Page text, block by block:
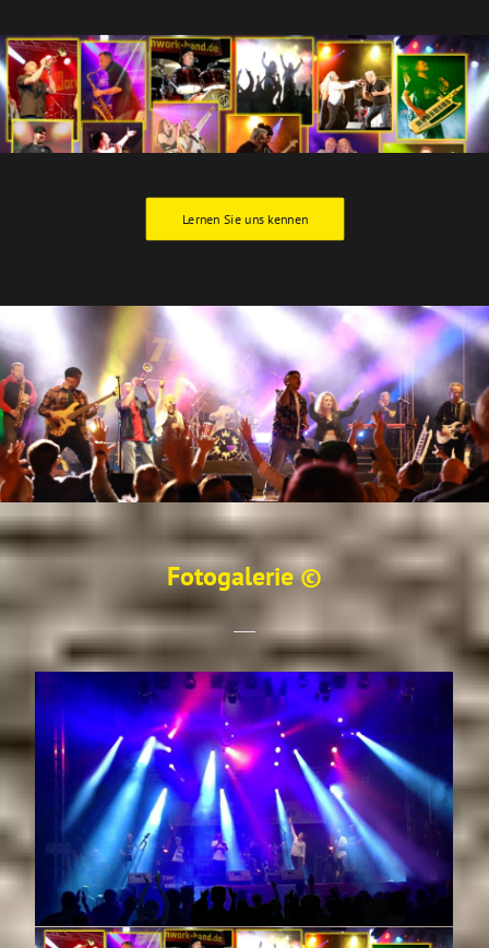
Lernen Sie uns kennen
Fotogalerie ©